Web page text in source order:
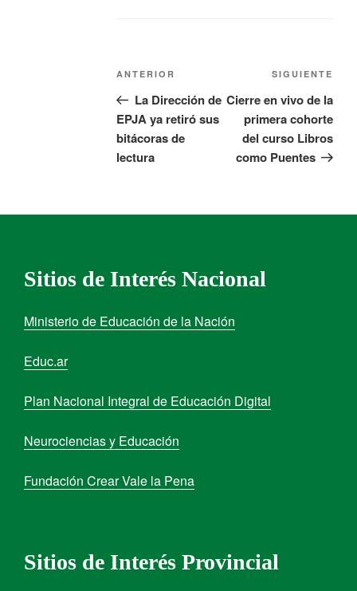
ANTERIOR
La Dirección de
EPJA ya retiró sus
bitácoras de
lectura
SIGUIENTE
Cierre en vivo de la
primera cohorte
del curso Libros
como Puentes
Sitios de Interés Nacional
Ministerio de Educación de la Nación
Educ.ar
Plan Nacional Integral de Educación Digital
Neurociencias y Educación
Fundación Crear Vale la Pena
Sitios de Interés Provincial